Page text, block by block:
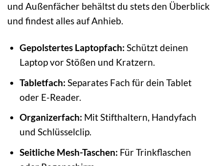
und Außenfächer behältst du stets den Überblick
und findest alles auf Anhieb.
Gepolstertes Laptopfach: Schützt deinen
Laptop vor Stößen und Kratzern.
Tabletfach: Separates Fach für dein Tablet
oder E-Reader.
Organizerfach: Mit Stifthaltern, Handyfach
und Schlüsselclip.
Seitliche Mesh-Taschen: Für Trinkflaschen